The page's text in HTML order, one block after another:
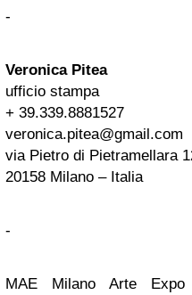
-
Veronica Pitea
ufficio stampa
+ 39.339.8881527
veronica.pitea@gmail.com
via Pietro di Pietramellara
20158 Milano – Italia
-
MAE Milano Arte Expo